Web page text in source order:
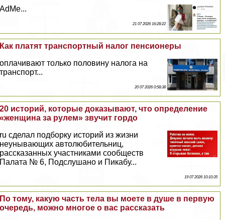
AdMe...
21 07 2026 16:28:22
Как платят трaнcпортный налог пенсионеры
оплачивают только половину налога на
трaнcпорт...
20 07 2026 0:58:38
20 историй, которые доказывают, что определение
«женщина за рулем» звучит гордо
ru сделал подборку историй из жизни
неунывающих автолюбительниц,
рассказанных участниками сообществ
Палата № 6, Подслушано и Пикабу...
19 07 2026 10:10:35
По тому, какую часть тела вы моете в душе в первую
очередь, можно многое о вас рассказать